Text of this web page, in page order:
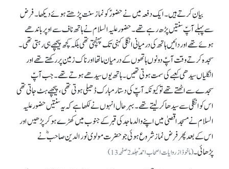
بیان کرتے ہیں۔ ایک دفعہ میں نے حضورؑ کو نماز سنت پڑھتے ہوئے دیکھا۔ فرض
سے پہلے آپؑ سنتیں پڑھ رہے تھے۔ حضور علیہ السلام نے ہاتھ ناف سے اوپر باندھے
ہوئے تھے اور دائیں ہاتھ کی درمیانی انگلی کہنی تک پہنچتی تھی بلکہ کچھ پیچھے ہی رہتی تھی۔
سجدہ کرتے وقت آپؑ دونوں ہاتھوں کے درمیان ماتھا اور ناک زمین پر رکھتے تھے اور
انگلیاں سیدھی کعبے کی سمت ہوتی تھیں۔ ہاتھ یوں سیدھے ہوتے تھے۔ جب آپؑ
سجدے سے اٹھتے تھے تو کیونکہ آپؑ کی دستار مبارک ڈھیلی ہوتی تھی، پیچھے ہٹ جاتی تھی
اس کو انگلی سے سیدھا کر لیتے تھے۔ بہرحال انہوں نے لکھا ہے کہ یہ سنتیں حضور علیہ
السلام نے مسجد اقصیٰ میں اپنے والد ماجد کی قبر کے جنوب میں کھڑے ہو کر پڑھیں اور
اس کے بعد پھر فرض نماز شروع ہوئی جو حضرت مولوی نور الدین صاحبؓ نے
پڑھائی۔(ماخوذ از روایات اصحاب احمد ؑجلد 2 صفحہ 13)